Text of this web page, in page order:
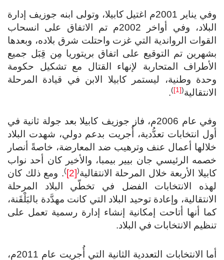
وفي يناير 2001م اغتيل كابيلا، وتولى ابنه جوزيف إدارة
البلاد، وفي أواخر 2002م تم الاتفاق على انسحاب
القوات الرواندية التي غزت واحتلت شرق بلاده، وبعدها
بشهرين تم التوقيع على اتفاق بريتوريا مِن قِبَل جميع
الأطراف المتحاربة لإنهاء القتال مع تشكيل حكومة
وحدة وطنية، ليستمر كابيلا الابن في قيادة المرحلة
الانتقالية(
[1]
)
.
وفي عام 2006م، فاز جوزيف كابيلا بعد جولة ثانية في
أول انتخابات تعدُّدية، أُجريت بدعم دولي، شهدت البلاد
خلالها أعمال عنف وترهيب ضد المعارضة، خاصةً أنصار
خصمه الرئيسي جان بيير بيمبا، والأخير كان أحد نواب
كابيلا الأربعة خلال المرحلة الانتقالية(
[2]
). ومع ذلك كان
لهذه الانتخابات الفضل في تخطّي البلاد المرحلة
الانتقالية، وإعادة توحيد البلاد التي كانت مهدَّدة بالبَلْقَنة،
كما أنها أتاحت إمكانية إنشاء إدارة رسمية تعمل على
تنظيم الانتخابات في البلاد.
أما الانتخابات التعددية الثانية التي أُجريت عام 2011م،